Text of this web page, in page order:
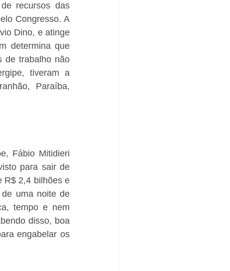
recursos das
Congresso. A
Dino, e atinge
determina que
de trabalho não
tiveram a
Paraíba,
Fábio Mitidieri
para sair de
R$ 2,4 bilhões e
uma noite de
tempo e nem
disso, boa
engabelar os